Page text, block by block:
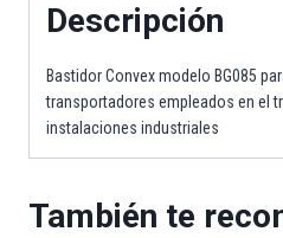
Descripción
Bastidor Convex modelo BG085
transportadores empleados en el
instalaciones industriales
También te